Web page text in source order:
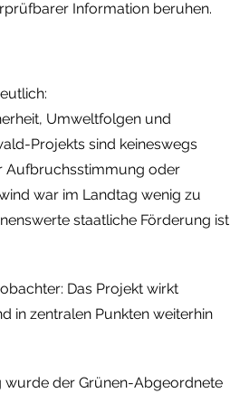
Information beruhen.
Umweltfolgen und
Projekts sind keineswegs
Aufbruchsstimmung oder
war im Landtag wenig zu
staatliche Förderung ist
Das Projekt wirkt
in zentralen Punkten weiterhin
wurde der Grünen-Abgeordnete